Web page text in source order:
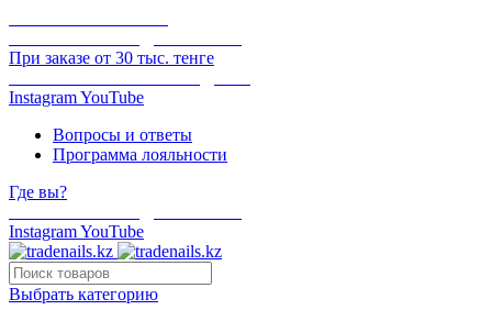
При заказе от 30 тыс. тенге
InstagramYouTube
Вопросы и ответы
Программа лояльности
Где вы?
InstagramYouTube
Выбрать категорию